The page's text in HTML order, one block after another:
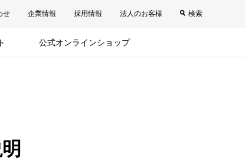
せ 企業情報 採用情報 法人のお客様 検索
公式オンラインショップ